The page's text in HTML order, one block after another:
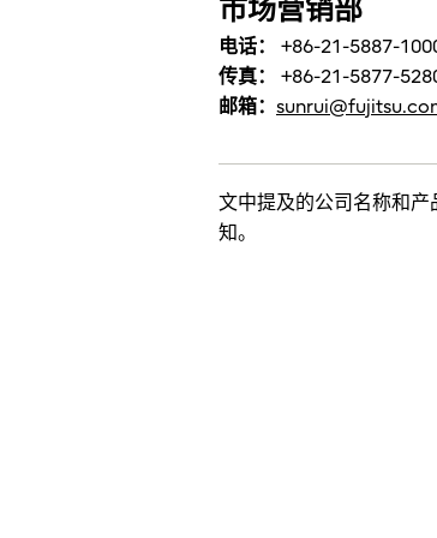
市场营销部
电话：
+86-21-5887-
传真：
+86-21-5877-
邮箱：
文中提及的公司名称和
知。